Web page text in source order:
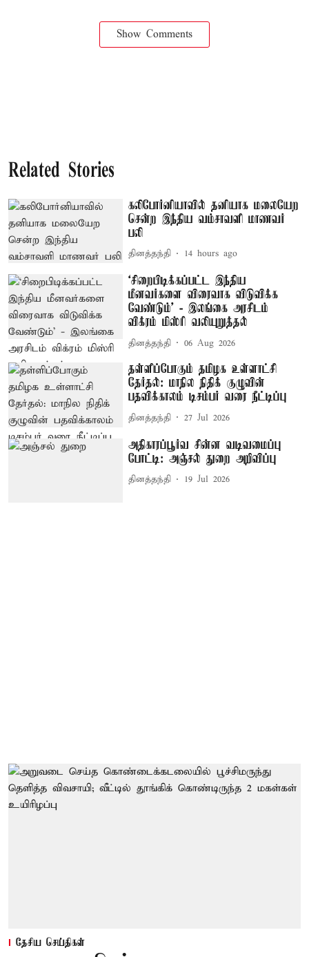
Show Comments
Related Stories
கலிபோர்னியாவில் தனியாக மலையேற
சென்ற இந்திய வம்சாவளி மாணவர்
பலி
தினத்தந்தி 14 hours ago
‘சிறைபிடிக்கப்பட்ட இந்திய
மீனவர்களை விரைவாக விடுவிக்க
வேண்டும்' - இலங்கை அரசிடம்
விக்ரம் மிஸ்ரி வலியுறுத்தல்
தினத்தந்தி 06 Aug 2026
தள்ளிப்போகும் தமிழக உள்ளாட்சி
தேர்தல்: மாநில நிதிக் குழுவின்
பதவிக்காலம் டிசம்பர் வரை நீட்டிப்பு
தினத்தந்தி 27 Jul 2026
அதிகாரப்பூர்வ சின்ன வடிவமைப்பு
போட்டி: அஞ்சல் துறை அறிவிப்பு
தினத்தந்தி 19 Jul 2026
தேசிய செய்திகள்